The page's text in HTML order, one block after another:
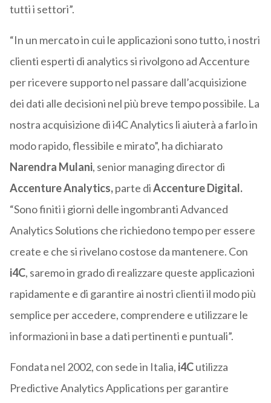
tutti i settori”.
“In un mercato in cui le applicazioni sono tutto, i nostri
clienti esperti di analytics si rivolgono ad Accenture
per ricevere supporto nel passare dall’acquisizione
dei dati alle decisioni nel più breve tempo possibile. La
nostra acquisizione di i4C Analytics li aiuterà a farlo in
modo rapido, flessibile e mirato”, ha dichiarato
Narendra Mulani, senior managing director di
Accenture Analytics,parte diAccenture Digital.
“Sono finiti i giorni delle ingombranti Advanced
Analytics Solutions che richiedono tempo per essere
create e che si rivelano costose da mantenere. Con
i4C, saremo in grado di realizzare queste applicazioni
rapidamente e di garantire ai nostri clienti il modo più
semplice per accedere, comprendere e utilizzare le
informazioni in base a dati pertinenti e puntuali”.
Fondata nel 2002, con sede in Italia, i4Cutilizza
Predictive Analytics Applications per garantire